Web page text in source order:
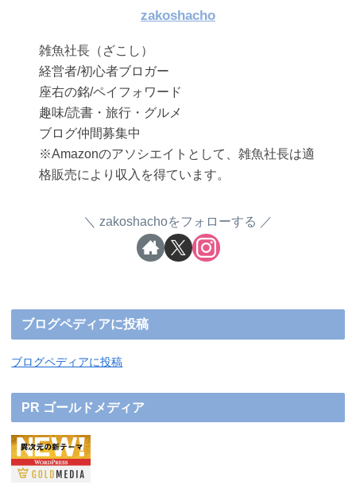
zakoshacho
雑魚社長（ざこし）
経営者/初心者ブロガー
座右の銘/ペイフォワード
趣味/読書・旅行・グルメ
ブログ仲間募集中
※Amazonのアソシエイトとして、雑魚社長は適
格販売により収入を得ています。
zakoshachoをフォローする
ブログペディアに投稿
ブログペディアに投稿
PR ゴールドメディア